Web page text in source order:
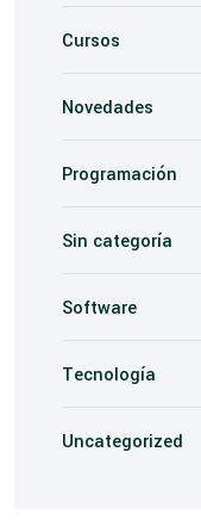
Cursos
Novedades
Programación
Sin categoría
Software
Tecnología
Uncategorized